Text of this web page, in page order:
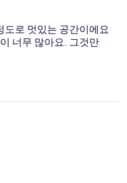
도로 멋있는 공간이에요
너무 많아요. 그것만